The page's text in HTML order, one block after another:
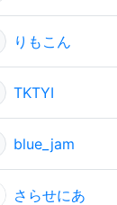
りもこん
TKTYI
blue_jam
さらせにあ